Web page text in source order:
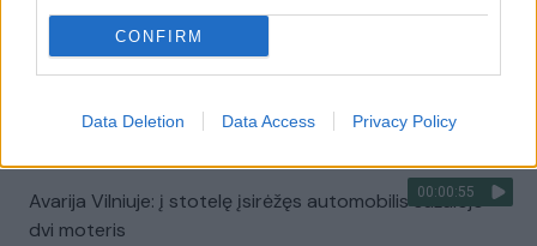
CONFIRM
Data Deletion Data Access Privacy Policy
Nufilmavo, kaip patvino Vilniaus Vakarinis aplinkkelis:
vaizdas pribloškia
Žinios | Lietuvos diena
00:00:55
Avarija Vilniuje: į stotelę įsirėžęs automobilis sužalojo
dvi moteris